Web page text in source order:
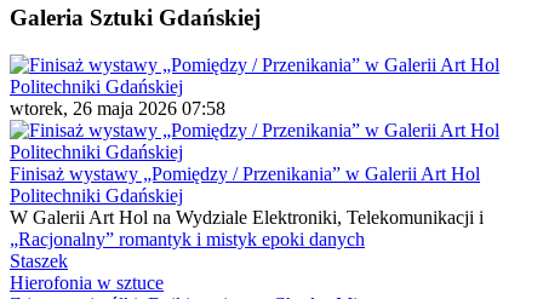
Galeria Sztuki Gdańskiej
wtorek, 26 maja 2026 07:58
Finisaż wystawy „Pomiędzy / Przenikania” w Galerii Art Hol
Politechniki Gdańskiej
W Galerii Art Hol na Wydziale Elektroniki, Telekomunikacji i
„Racjonalny” romantyk i mistyk epoki danych
Staszek
Hierofonia w sztuce